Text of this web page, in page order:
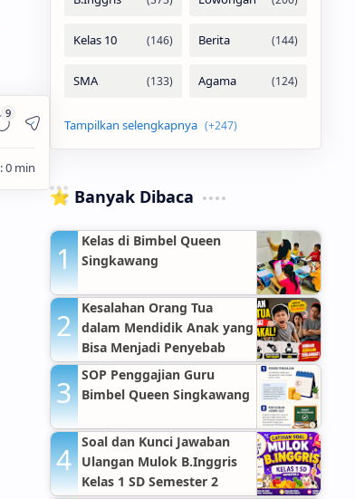
⭐ Banyak Dibaca
Kelas di Bimbel Queen
Singkawang
Kesalahan Orang Tua
dalam Mendidik Anak yang
Bisa Menjadi Penyebab
Anak Nakal
SOP Penggajian Guru
Bimbel Queen Singkawang
Soal dan Kunci Jawaban
Ulangan Mulok B.Inggris
Kelas 1 SD Semester 2